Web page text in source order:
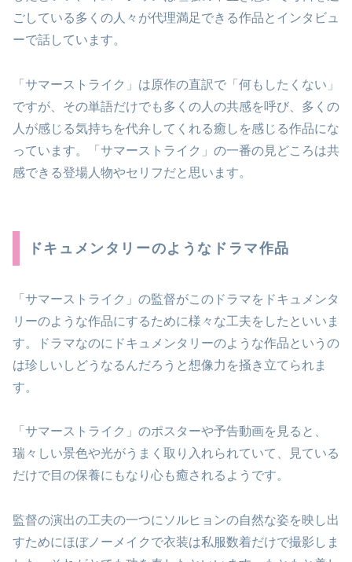
ごしている多くの人々が代理満足できる作品とインタビュ
ーで話しています。
「サマーストライク」は原作の直訳で「何もしたくない」
ですが、その単語だけでも多くの人の共感を呼び、多くの
人が感じる気持ちを代弁してくれる癒しを感じる作品にな
っています。「サマーストライク」の一番の見どころは共
感できる登場人物やセリフだと思います。
ドキュメンタリーのようなドラマ作品
「サマーストライク」の監督がこのドラマをドキュメンタ
リーのような作品にするために様々な工夫をしたといいま
す。ドラマなのにドキュメンタリーのような作品というの
は珍しいしどうなるんだろうと想像力を掻き立てられま
す。
「サマーストライク」のポスターや予告動画を見ると、
瑞々しい景色や光がうまく取り入れられていて、見ている
だけで目の保養にもなり心も癒されるようです。
監督の演出の工夫の一つにソルヒョンの自然な姿を映し出
すためにほぼノーメイクで衣装は私服数着だけで撮影しま